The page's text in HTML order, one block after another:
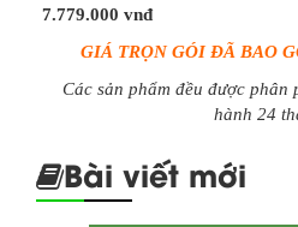
7.779.000 vnđ
GIÁ TRỌN GÓI ĐÃ BAO
Các sản phẩm đều được
hành 24
Bài viết mới